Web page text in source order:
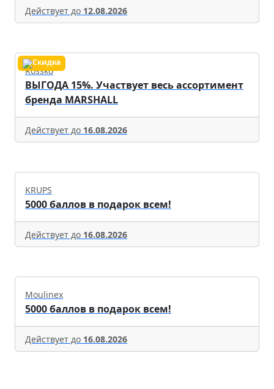
Действует до 12.08.2026
Rossko
ВЫГОДА 15%. Участвует весь ассортимент
бренда MARSHALL
Действует до 16.08.2026
KRUPS
5000 баллов в подарок всем!
Действует до 16.08.2026
Moulinex
5000 баллов в подарок всем!
Действует до 16.08.2026